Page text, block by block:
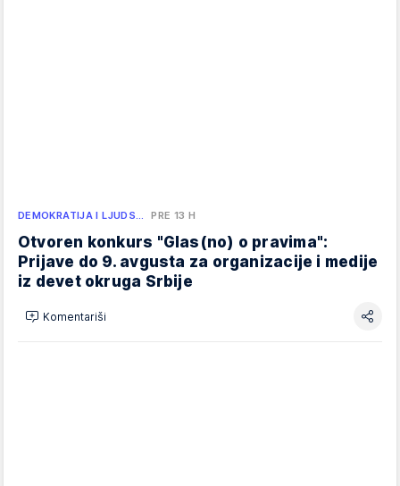
DEMOKRATIJA I LJUDS… PRE 13 H
Otvoren konkurs "Glas(no) o pravima":
Prijave do 9. avgusta za organizacije i medije
iz devet okruga Srbije
Komentariši